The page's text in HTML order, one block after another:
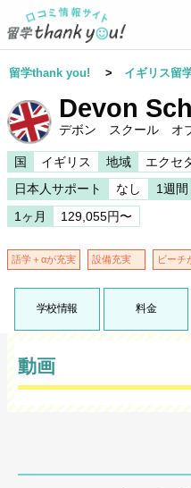
留学thank you! > イギリス留
Devon
デボン スクール オ
国 イギリス 地域 エクセ
日本人サポート
なし 1週間
1ヶ月
129,055円〜
語学＋αが充実 設備充実 ビーチ
学校情報 料金
動画